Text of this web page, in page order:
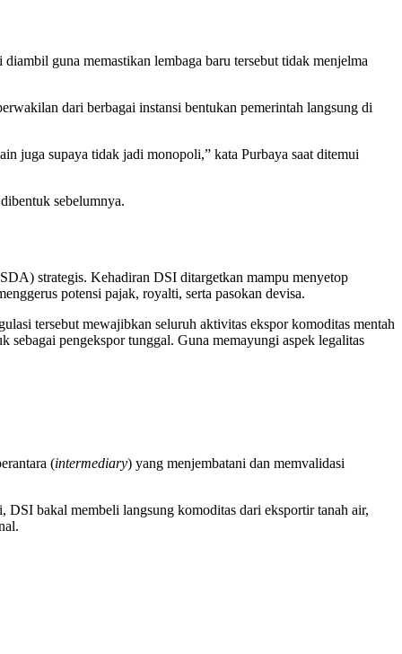
guna memastikan lembaga baru tersebut tidak menjelma
dari berbagai instansi bentukan pemerintah langsung di
juga supaya tidak jadi monopoli,” kata Purbaya saat ditemui
sebelumnya.
strategis. Kehadiran DSI ditargetkan mampu menyetop
potensi pajak, royalti, serta pasokan devisa.
tersebut mewajibkan seluruh aktivitas ekspor komoditas mentah
pengekspor tunggal. Guna memayungi aspek legalitas
(intermediary) yang menjembatani dan memvalidasi
DSI bakal membeli langsung komoditas dari eksportir tanah air,